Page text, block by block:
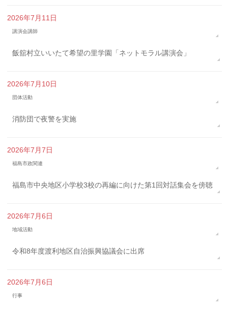
2026年7月11日
講演会講師
飯舘村立いいたて希望の里学園「ネットモラル講演会」
2026年7月10日
団体活動
消防団で夜警を実施
2026年7月7日
福島市政関連
福島市中央地区小学校3校の再編に向けた第1回対話集会を傍聴
2026年7月6日
地域活動
令和8年度渡利地区自治振興協議会に出席
2026年7月6日
行事